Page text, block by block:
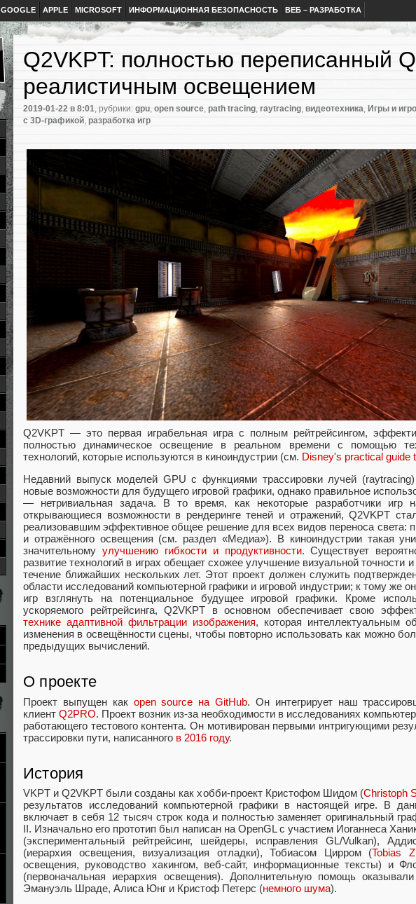
GOOGLE APPLE MICROSOFT ИНФОРМАЦИОННАЯ БЕЗОПАСНОСТЬ ВЕБ – РАЗРАБОТКА
Q2VKPT: полностью переписанный
реалистичным освещением
2019-01-22 в 8:01, рубрики: gpu, open source, path tracing, raytracing, видеотехника, Игры и
с 3D-графикой, разработка игр
Q2VKPT — это первая играбельная игра с полным рейтрейсингом,
полностью динамическое освещение в реальном времени с помощью
технологий, которые используются в киноиндустрии (см. Disney's practical guide
Недавний выпуск моделей GPU с функциями трассировки лучей
новые возможности для будущего игровой графики, однако правильное
— нетривиальная задача. В то время, как некоторые разработчики игр
открывающиеся возможности в рендеринге теней и отражений, Q2VKPT
реализовавшим эффективное общее решение для всех видов переноса света:
и отражённого освещения (см. раздел «Медиа»). В киноиндустрии такая
значительному улучшению гибкости и продуктивности. Существует
развитие технологий в играх обещает схожее улучшение визуальной точности
течение ближайших нескольких лет. Этот проект должен служить
области исследований компьютерной графики и игровой индустрии; к тому же
игр взглянуть на потенциальное будущее игровой графики. Кроме
ускоряемого рейтрейсинга, Q2VKPT в основном обеспечивает свою
технике адаптивной фильтрации изображения, которая интеллектуальным
изменения в освещённости сцены, чтобы повторно использовать как можно
предыдущих вычислений.
О проекте
Проект выпущен как open source на GitHub. Он интегрирует наш
клиент Q2PRO. Проект возник из-за необходимости в исследованиях
работающего тестового контента. Он мотивирован первыми интригующими
трассировки пути, написанного в 2016 году.
История
VKPT и Q2VKPT были созданы как хобби-проект Кристофом Шидом (Christoph
результатов исследований компьютерной графики в настоящей игре. В
включает в себя 12 тысяч строк кода и полностью заменяет оригинальный
II. Изначально его прототип был написан на OpenGL с участием Иоганнеса
(экспериментальный рейтрейсинг, шейдеры, исправления GL/Vulkan),
(иерархия освещения, визуализация отладки), Тобиасом Цирром (Tobias
освещения, руководство хакингом, веб-сайт, информационные тексты) и
(первоначальная иерархия освещения). Дополнительную помощь
Эмануэль Шраде, Алиса Юнг и Кристоф Петерс (немного шума).